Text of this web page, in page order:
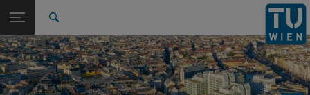
TU Login
Quicklinks
Quicklinks-Menü umschalten
Studium
International
Karriere
Arbeitsmedizinischer Dienst (AMD)
Nachhaltiger Campus
Dokumente
FAQs